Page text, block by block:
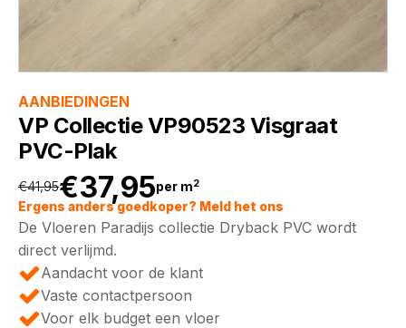
AANBIEDINGEN
VP Collectie VP90523 Visgraat
PVC-Plak
€41,95
Oorspronkelijke
prijs
was:
€37,95
Huidige
prijs
is:
per m2
Ergens anders goedkoper? Meld het ons
De Vloeren Paradijs collectie Dryback PVC wordt
direct verlijmd.
Aandacht voor de klant
Vaste contactpersoon
Voor elk budget een vloer